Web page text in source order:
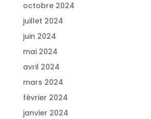
octobre 2024
juillet 2024
juin 2024
mai 2024
avril 2024
mars 2024
février 2024
janvier 2024